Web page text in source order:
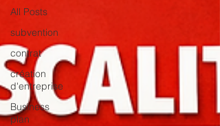
All Posts
subvention
contrat
création
d'entreprise
Business
plan